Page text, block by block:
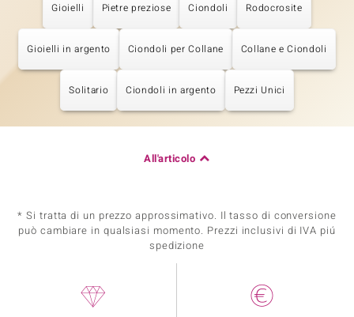
Gioielli Pietre preziose Ciondoli Rodocrosite
Gioielli in argento Ciondoli per Collane Collane e Ciondoli
Solitario Ciondoli in argento Pezzi Unici
All'articolo
* Si tratta di un prezzo approssimativo. Il tasso di conversione
può cambiare in qualsiasi momento. Prezzi inclusivi di IVA piú
spedizione